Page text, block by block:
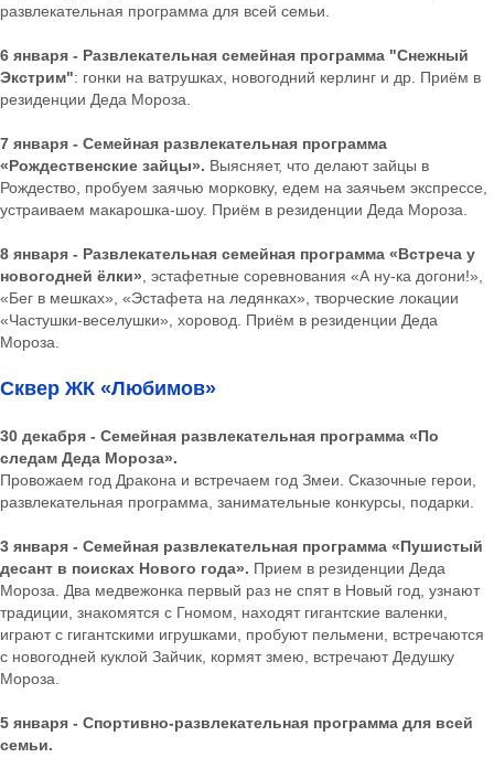
развлекательная программа для всей семьи.
6 января - Развлекательная семейная программа "Снежный
Экстрим": гонки на ватрушках, новогодний керлинг и др. Приём в
резиденции Деда Мороза.
7 января - Семейная развлекательная программа
«Рождественские зайцы». Выясняет, что делают зайцы в
Рождество, пробуем заячью морковку, едем на заячьем экспрессе,
устраиваем макарошка-шоу. Приём в резиденции Деда Мороза.
8 января - Развлекательная семейная программа «Встреча у
новогодней ёлки», эстафетные соревнования «А ну-ка догони!»,
«Бег в мешках», «Эстафета на ледянках», творческие локации
«Частушки-веселушки», хоровод. Приём в резиденции Деда
Мороза.
Сквер ЖК «Любимов»
30 декабря - Семейная развлекательная программа «По
следам Деда Мороза».
Провожаем год Дракона и встречаем год Змеи. Сказочные герои,
развлекательная программа, занимательные конкурсы, подарки.
3 января - Семейная развлекательная программа «Пушистый
десант в поисках Нового года». Прием в резиденции Деда
Мороза. Два медвежонка первый раз не спят в Новый год, узнают
традиции, знакомятся с Гномом, находят гигантские валенки,
играют с гигантскими игрушками, пробуют пельмени, встречаются
с новогодней куклой Зайчик, кормят змею, встречают Дедушку
Мороза.
5 января - Спортивно-развлекательная программа для всей
семьи.